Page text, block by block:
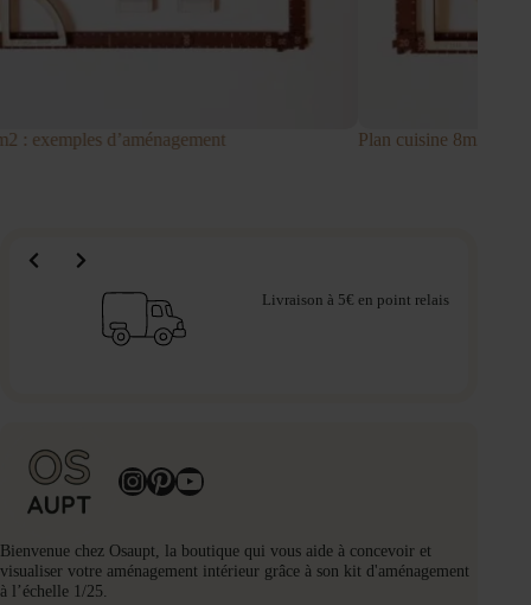
Plan cuisine 8m2 : exemples d’aménagement
Livraison à 5€ en point relais
InstagramPinterest YouTube
Bienvenue chez Osaupt, la boutique qui vous aide à concevoir et
visualiser votre aménagement intérieur grâce à son kit d'aménagement
à l’échelle 1/25.